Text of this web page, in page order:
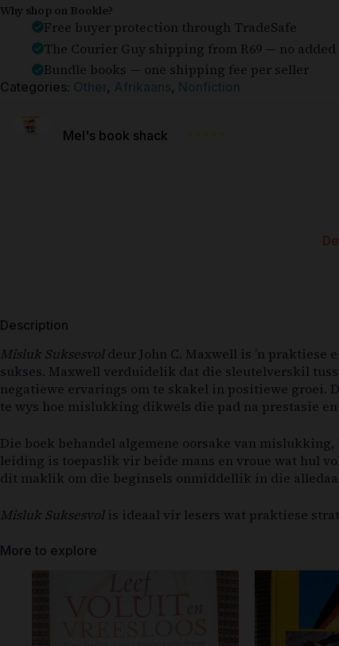
Why shop on Bookle?
Free buyer protection through TradeSafe
The Courier Guy shipping from R69 — no added
Bundle books — one shipping fee per seller
Categories: Other, Afrikaans, Nonfiction
Mel's book shack ⭐⭐⭐⭐⭐
Description
Misluk Suksesvoldeur John C. Maxwell is ’n
sukses. Maxwell verduidelik dat die sleutelverskil
negatiewe ervarings om te skakel in positiewe groei.
te wys hoe mislukking dikwels die pad na prestasie
Die boek behandel algemene oorsake van
leiding is toepaslik vir beide mans en vroue wat hul
dit maklik om die beginsels onmiddellik in die
Misluk Suksesvolis ideaal vir lesers wat praktiese
More to explore